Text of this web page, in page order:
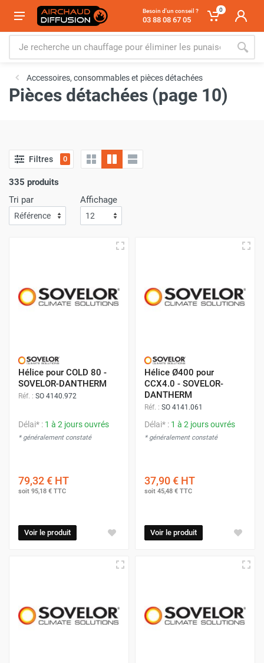
Besoin d'un conseil ?
03 88 08 67 05
0
Accessoires, consommables et pièces détachées
Pièces détachées (page 10)
Filtres 0
335 produits
Tri par
Affichage
Hélice pour COLD 80 -
SOVELOR-DANTHERM
Réf. : SO 4140.972
Délai* : 1 à 2 jours ouvrés
* généralement constaté
79,32 € HT
soit 95,18 € TTC
Voir le produit
Hélice Ø400 pour
CCX4.0 - SOVELOR-
DANTHERM
Réf. : SO 4141.061
Délai* : 1 à 2 jours ouvrés
* généralement constaté
37,90 € HT
soit 45,48 € TTC
Voir le produit